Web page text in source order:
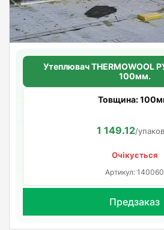
Утеплювач THERMOWOOL
100мм.
Товщина:
1 149.12/
Очікується
Артикул: 140060
Предзаказ